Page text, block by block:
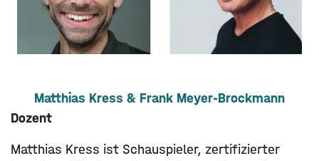
Matthias Kress & Frank Meyer-Brockmann
Dozent
Matthias Kress ist Schauspieler, zertifizierter